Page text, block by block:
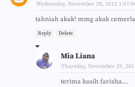
Wednesday, November 28, 2012
tahniah akak! mmg akak
Reply Delete
Mia Liana
Thursday, November 29,
terima kasih farisha...